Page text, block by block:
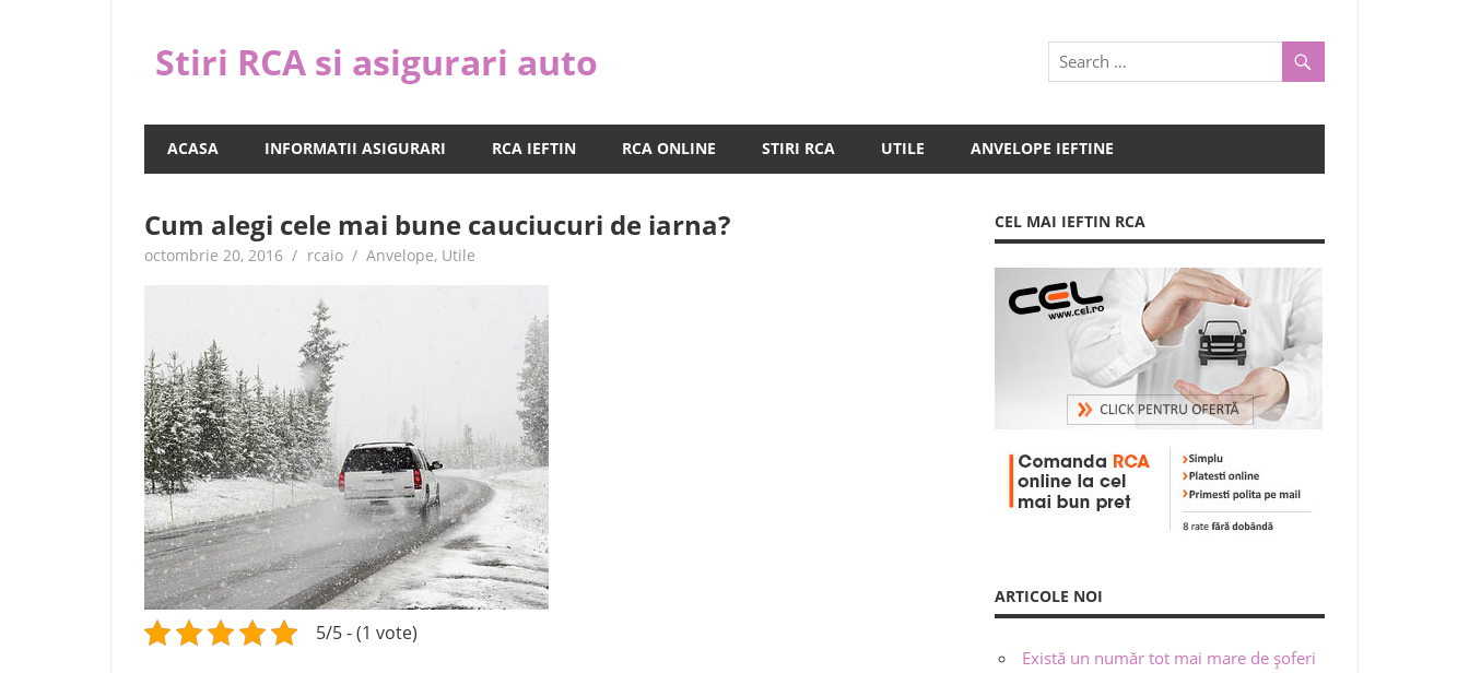
contentStiri RCA si asigurari auto
o
m
r
a
l
e
g
e
c
e
l
m
a
i
p
ACASA INFORMATII ASIGURARI RCA IEFTIN RCA ONLINE STIRI RCA UTILE ANVELOPE IEFTINE
Cum alegi cele mai bune cauciucuri de iarna?
octombrie 20, 2016 rcaio Anvelope, Utile
5/5 - (1 vote)
CEL MAI IEFTIN RCA
ARTICOLE NOI
Există un număr tot mai mare de șoferi